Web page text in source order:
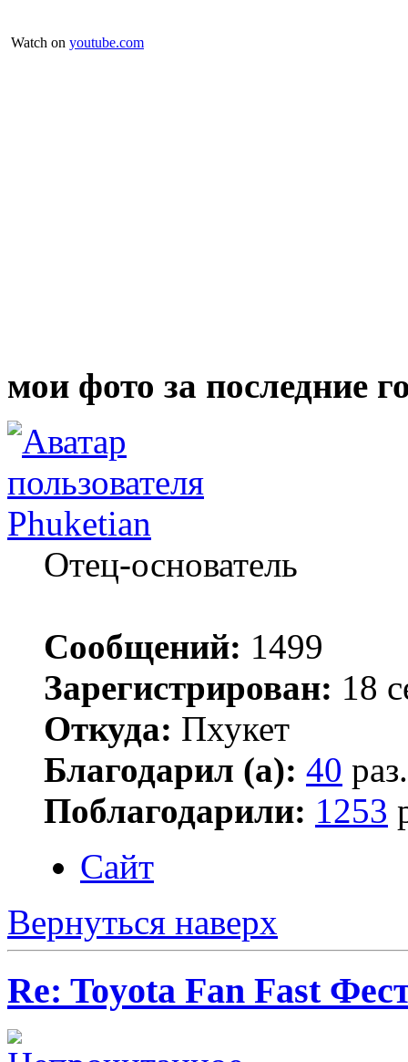
Watch on youtube.com
мои фото за последние
Phuketian
Отец-основатель
Сообщений: 1499
Зарегистрирован: 18
Откуда: Пхукет
Благодарил (а): 40 раз.
Поблагодарили: 1253
Сайт
Вернуться наверх
Re: Toyota Fan Fast